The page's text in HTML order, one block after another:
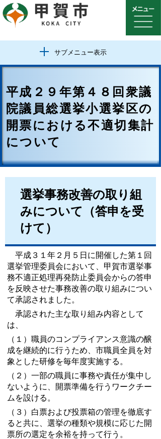
サブメニュー表示
平成２９年第４８回衆議
院議員総選挙小選挙区の
開票における不適切集計
について
選挙事務改善の取り組
みについて（答申を受
けて）
平成３１年２月５日に開催した第１回
選挙管理委員会において、甲賀市選挙事
務不適正処理再発防止委員会からの答申
を反映させた事務改善の取り組みについ
て承認されました。
承認された主な取り組み内容として
は、
（１）職員のコンプライアンス意識の醸
成を継続的に行うため、市職員全員を対
象とした研修を毎年度実施する。
（２）一部の職員に事務や責任が集中し
ないように、開票準備を行うワークチー
ムを設ける。
（３）白票および投票箱の管理を徹底す
ると共に、選挙の種類や規模に応じた開
票所の選定を余裕を持って行う。